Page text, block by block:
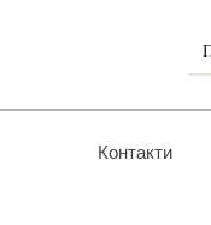
Контакти